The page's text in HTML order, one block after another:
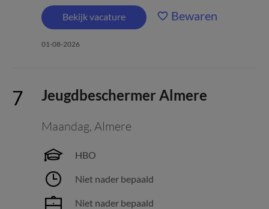
Bekijk vacature Bewaren
01-08-2026
Jeugdbeschermer Almere
Maandag, Almere
HBO
Niet nader bepaald
Niet nader bepaald